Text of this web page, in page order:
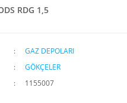
RDG 1,5
GAZ DEPOLARI
GÖKÇELER
1155007